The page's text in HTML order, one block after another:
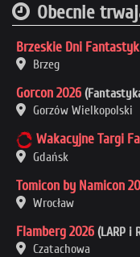
Obecnie
Brzeskie Dni
Brzeg
Gorcon 2026
Gorzów Wielkopolski
Wakacyjne Targi
Gdańsk
Tomicon by Namicon
Wrocław
Flamberg 2026 (LARP i
Czatachowa